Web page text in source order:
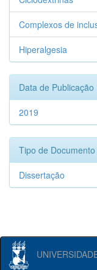
Complexos de
Hiperalgesia
Data de Publicação
2019
Tipo de Documento
Dissertação